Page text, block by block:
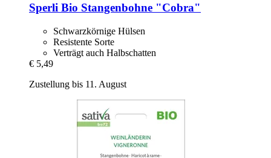
Sperli Bio Stangenbohne "Cobra"
Schwarzkörnige Hülsen
Resistente Sorte
Verträgt auch Halbschatten
€ 5,49
Zustellung bis 11. August